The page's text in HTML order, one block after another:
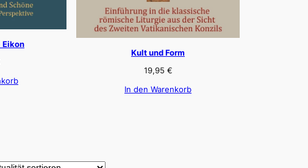
Eikon
Kult und Form
19,95 €
In den Warenkorb